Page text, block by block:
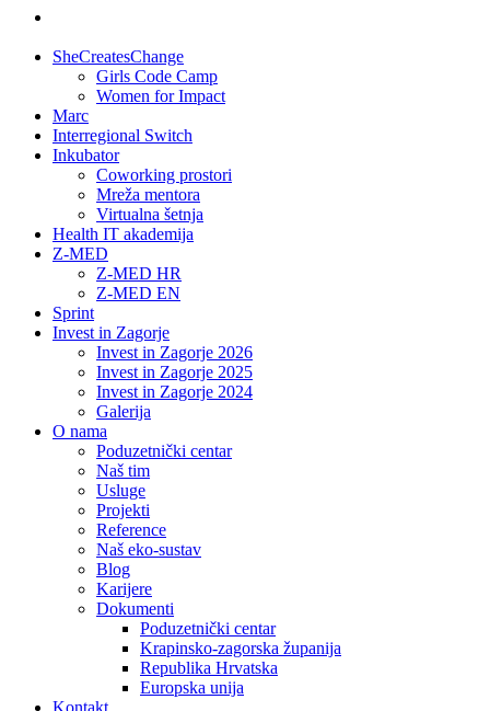
SheCreatesChange
Girls Code Camp
Women for Impact
Marc
Interregional Switch
Inkubator
Coworking prostori
Mreža mentora
Virtualna šetnja
Health IT akademija
Z-MED
Z-MED HR
Z-MED EN
Sprint
Invest in Zagorje
Invest in Zagorje 2026
Invest in Zagorje 2025
Invest in Zagorje 2024
Galerija
O nama
Poduzetnički centar
Naš tim
Usluge
Projekti
Reference
Naš eko-sustav
Blog
Karijere
Dokumenti
Poduzetnički centar
Krapinsko-zagorska županija
Republika Hrvatska
Europska unija
Kontakt